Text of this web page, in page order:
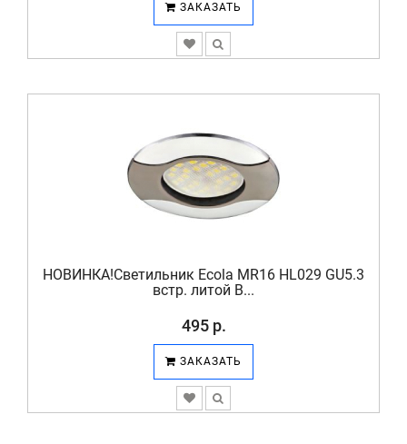
ЗАКАЗАТЬ
НОВИНКА!Светильник Ecola MR16 HL029 GU5.3
встр. литой В...
495 р.
ЗАКАЗАТЬ